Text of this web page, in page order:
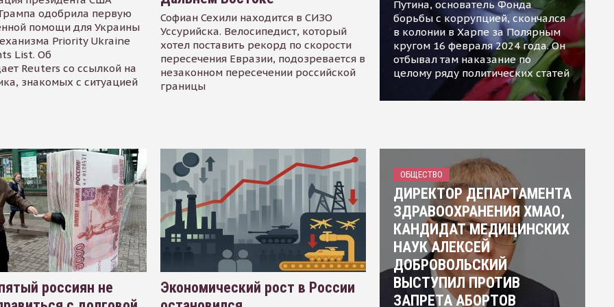
одобрила первую
помощи для Украины
Priority Ukraine
List. Об
Reuters со ссылкой на
знакомых с ситуацией
Софиан Сехили находится в СИЗО
Уссурийска. Велосипедист, который
хотел поставить рекорд по скорости
пересечения Евразии, подозревается в
незаконном пересечении российской
границы
Путина, основатель Фонда
борьбы с коррупцией, скончался
в колонии в Харпе за Полярным
кругом 16 февраля 2024 года. Он
отбывал там наказание по
целому ряду политических статей
россиян не
Экономический рост в России
ОБЩЕСТВО
ДИРЕКТОР ДЕПАРТАМЕНТА
ЗДРАВООХРАНЕНИЯ ХМАО,
КАНДИДАТ МЕДИЦИНСКИХ
НАУК АЛЕКСЕЙ
ДОБРОВОЛЬСКИЙ
ВЫСТУПИЛ ПРОТИВ
ЗАПРЕТА АБОРТОВ